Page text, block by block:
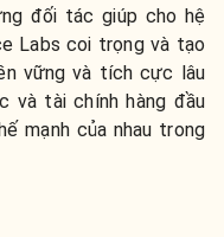
đối tác giúp cho hệ
Labs coi trọng và tạo
vững và tích cực lâu
và tài chính hàng đầu
mạnh của nhau trong